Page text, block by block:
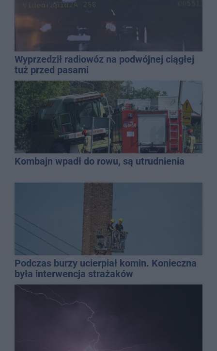
Wyprzedził radiowóz na podwójnej ciągłej
tuż przed pasami
Kombajn wpadł do rowu, są utrudnienia
Podczas burzy ucierpiał komin. Konieczna
była interwencja strażaków